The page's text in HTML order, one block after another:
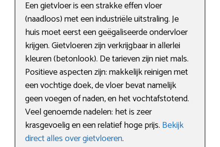
Een gietvloer is een strakke effen vloer
(naadloos) met een industriële uitstraling. Je
huis moet eerst een geëgaliseerde ondervloer
krijgen. Gietvloeren zijn verkrijgbaar in allerlei
kleuren (betonlook). De tarieven zijn niet mals.
Positieve aspecten zijn: makkelijk reinigen met
een vochtige doek, de vloer bevat namelijk
geen voegen of naden, en het vochtafstotend.
Veel genoemde nadelen: het is zeer
krasgevoelig en een relatief hoge prijs. Bekijk
direct alles over gietvloeren.